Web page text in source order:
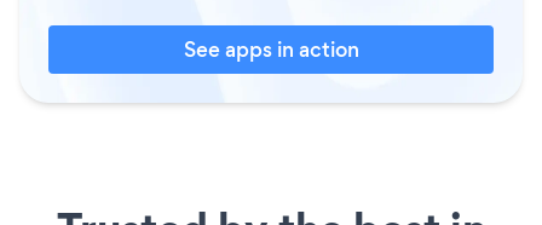
See apps in action